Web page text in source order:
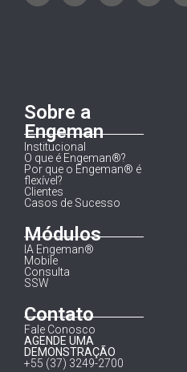
Sobre a
Engeman
Institucional
O que é Engeman®?
Por que o Engeman® é
flexível?
Clientes
Casos de Sucesso
Módulos
IA Engeman®
Mobile
Consulta
SSW
Contato
Fale Conosco
AGENDE UMA
DEMONSTRAÇÃO
+55 (37) 3249-2700